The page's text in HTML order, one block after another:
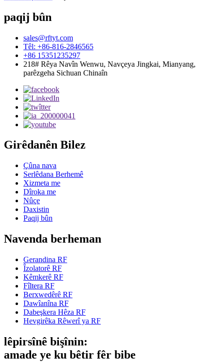
paqij bûn
sales@rftyt.com
Têl: +86-816-2846565
+86 15351235297
218# Rêya Navîn Wenwu, Navçeya Jingkai, Mianyang,
parêzgeha Sichuan Chinaîn
Girêdanên Bilez
Çûna nava
Serlêdana Berhemê
Xizmeta me
Dîroka me
Nûçe
Daxistin
Paqij bûn
Navenda berheman
Gerandina RF
Îzolatorê RF
Kêmkerê RF
Fîltera RF
Berxwedêrê RF
Dawîanîna RF
Dabeşkera Hêza RF
Hevgirêka Rêwerî ya RF
lêpirsînê bişînin:
amade ye ku bêtir fêr bibe